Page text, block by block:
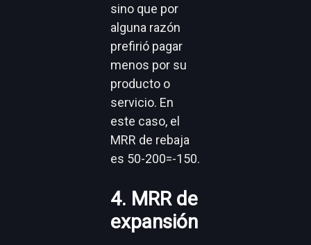
sino que por
alguna razón
prefirió pagar
menos por su
producto o
servicio. En
este caso, el
MRR de rebaja
es 50-200=-150.
4. MRR de
expansión